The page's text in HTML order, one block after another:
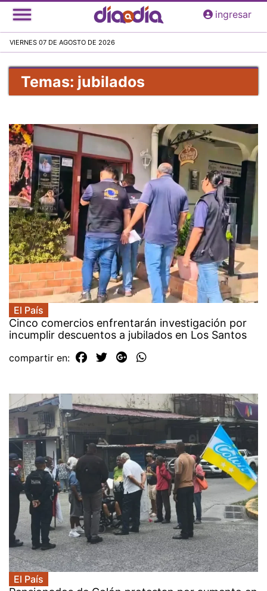
Pasar
al
principal
ingresar
VIERNES 07 DE AGOSTO DE 2026
Temas: jubilados
El País
Cinco comercios enfrentarán investigación por
incumplir descuentos a jubilados en Los Santos
compartir en:
El País